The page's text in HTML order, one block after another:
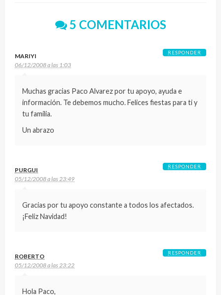
5 COMENTARIOS
MARIYI
06/12/2008 a las 1:03
Muchas gracias Paco Alvarez por tu apoyo, ayuda e
información. Te debemos mucho. Felices fiestas para ti y
tu familia.
Un abrazo
RESPONDER
PURGUI
05/12/2008 a las 23:49
Gracias por tu apoyo constante a todos los afectados.
¡Feliz Navidad!
RESPONDER
ROBERTO
05/12/2008 a las 23:22
Hola Paco,
RESPONDER